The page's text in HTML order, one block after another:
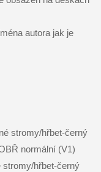
autora jak je
stromy/hřbet-černý
normální (V1)
stromy/hřbet-černý